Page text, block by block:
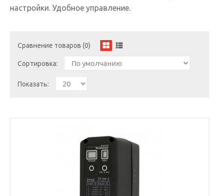
настройки. Удобное управление.
Сравнение товаров (0)
Сортировка:
Показать: